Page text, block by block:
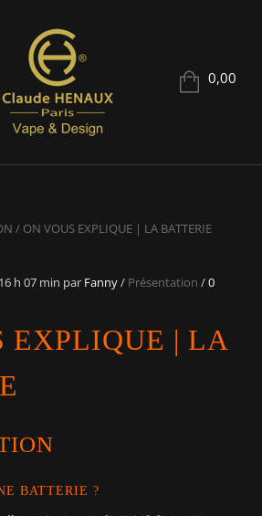
0,00
/ ON VOUS EXPLIQUE | LA BATTERIE
h 07 min par Fanny/ Présentation /0
EXPLIQUE | LA
BATTERIE ?